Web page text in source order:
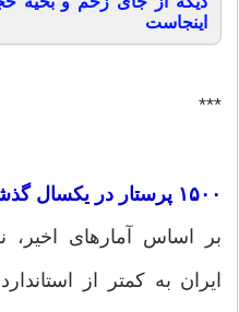
اینجاست
***
۱۵۰۰ پرستار در یکسال گذشته ترک خدمت کردند
بر اساس آمار‌های
ایران به کمتر از